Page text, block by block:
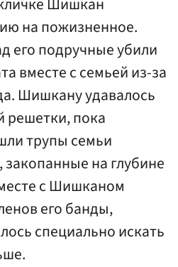
Шишкан
на пожизненное.
его подручные убили
вместе с семьей из-за
Шишкану удавалось
решетки, пока
трупы семьи
закопанные на глубине
с Шишканом
его банды,
специально искать